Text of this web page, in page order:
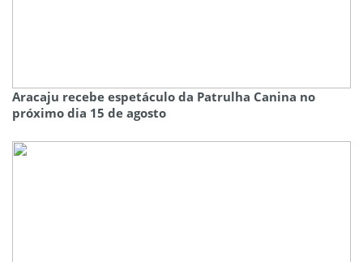
Aracaju recebe espetáculo da Patrulha Canina no
próximo dia 15 de agosto